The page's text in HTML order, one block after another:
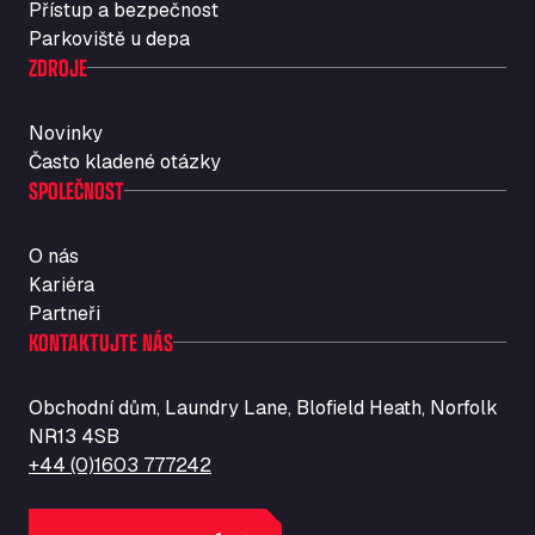
Str. Vigentina, 205 km 5+380, 27010
Autotransit Amann
Auf dem Dreisch 8, 34346
Vasilikos Intersection E90, 46 100
AW Jenkinson Runcorn Truck Parking
Ashville Way, WA7 3EZ
M6 J40, Penrith Industrial Estate, CA11 9EH
Backline Logistics Limited
Hill Barton Business park, EX5 1DR
Ballestas Flores
Ballinluig Services
Ballinluig, PH9 0LG
Bapaume Truck House A1
ZI de la Vallée du Bois EST, 62450
Přístup a bezpečnost
Parkoviště u depa
ZDROJE
Novinky
Často kladené otázky
SPOLEČNOST
O nás
Kariéra
Partneři
KONTAKTUJTE NÁS
Obchodní dům, Laundry Lane, Blofield Heath, Norfolk
NR13 4SB
+44 (0)1603 777242